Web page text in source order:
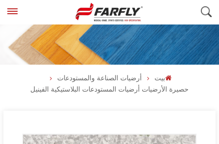
بيت
أرضيات الصناعة والمستودعات
حصيرة الأرضيات أرضيات المستودعات البلاستيكية الفينيل